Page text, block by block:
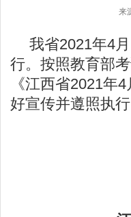
来
我省2021年4
行。按照教育部
《江西省2021年
好宣传并遵照执行